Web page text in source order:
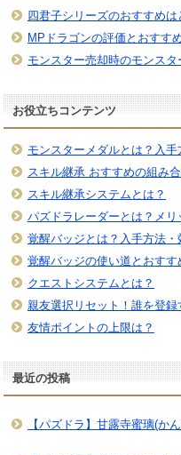
四君子シリーズのおすすめは
MPドラゴンの評価とおすす
モンスター売却時のモンスタ
お役立ちコンテンツ
モンスターメダルとは？入手
スキル継承 おすすめの組み
スキル継承システムとは？
パズドラレーダーとは？メリ
覚醒バッジとは？入手方法・
覚醒バッジの使い道とおすす
クエストシステムとは？
親友選択リセット！誰を登録
友情ポイントの上限は？
最近の投稿
【パズドラ】甘露寺蜜璃(か